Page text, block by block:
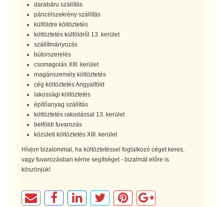
darabáru szállítás
páncélszekrény szállítás
külföldre költöztetés
költöztetés külföldről 13. kerület
szállítmányozás
bútorszerelés
csomagolás XIII. kerület
magánszemély költöztetés
cég költöztetés Angyalföld
lakossági költöztetés
építőanyag szállítás
költöztetés rakodással 13. kerület
belföldi fuvarozás
közületi költöztetés XIII. kerület
Hívjon bizalommal, ha költöztetéssel foglalkozó céget keres,
vagy fuvarozásban kérne segítséget - bizalmát előre is
köszönjük!